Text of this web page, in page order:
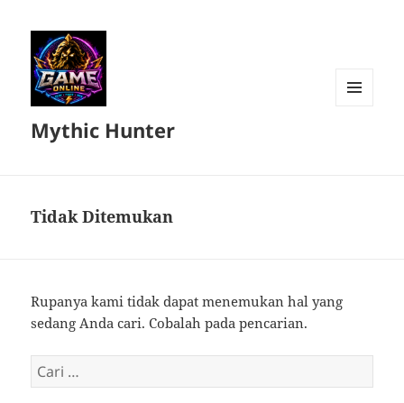
Mythic Hunter
Tidak Ditemukan
Rupanya kami tidak dapat menemukan hal yang
sedang Anda cari. Cobalah pada pencarian.
Cari
untuk: